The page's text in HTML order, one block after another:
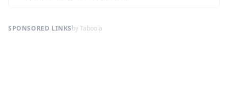
SPONSORED LINKSby Taboola